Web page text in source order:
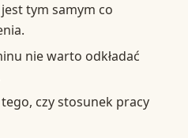
tym samym co
nie warto odkładać
czy stosunek pracy